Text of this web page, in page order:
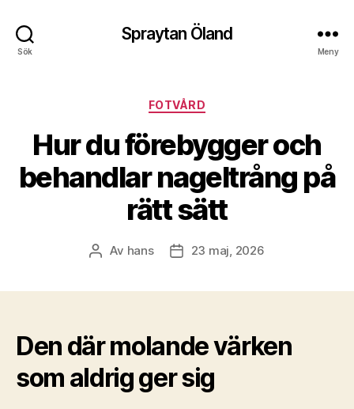
Sök
Spraytan Öland
Meny
Kategorier
FOTVÅRD
Hur du förebygger och
behandlar nageltrång på
rätt sätt
Inläggsförfattare
Av hans Inläggsdatum
23 maj, 2026
Den där molande värken
som aldrig ger sig